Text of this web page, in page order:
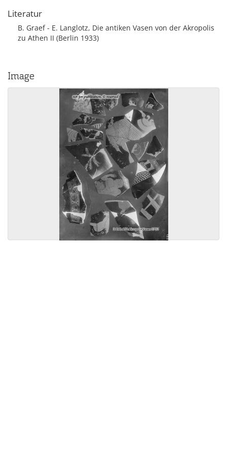
Literatur
B. Graef - E. Langlotz, Die antiken Vasen von der Akropolis
zu Athen II (Berlin 1933)
Image